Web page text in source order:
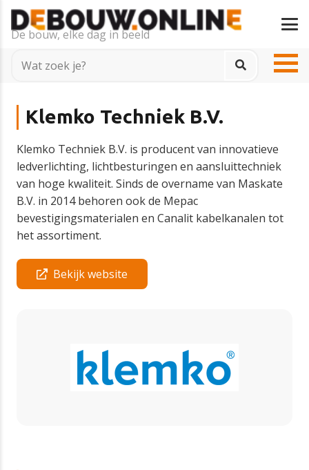
De bouw, elke dag in beeld
Klemko Techniek B.V.
Klemko Techniek B.V. is producent van innovatieve
ledverlichting, lichtbesturingen en aansluittechniek
van hoge kwaliteit. Sinds de overname van Maskate
B.V. in 2014 behoren ook de Mepac
bevestigingsmaterialen en Canalit kabelkanalen tot
het assortiment.
Bekijk website